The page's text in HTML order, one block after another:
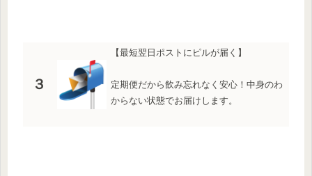
３
【最短翌日ポストにピルが届く】
定期便だから飲み忘れなく安心！中身のわ
からない状態でお届けします。